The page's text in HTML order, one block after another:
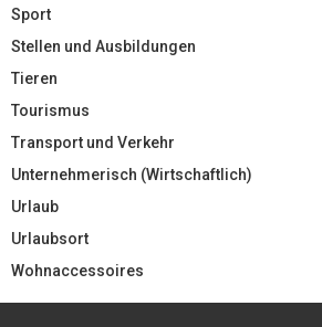
Sport
Stellen und Ausbildungen
Tieren
Tourismus
Transport und Verkehr
Unternehmerisch (Wirtschaftlich)
Urlaub
Urlaubsort
Wohnaccessoires